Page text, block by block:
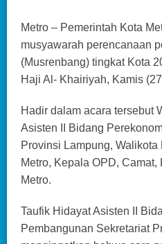
Metro – Pemerintah Kota
musyawarah perencanaan
(Musrenbang) tingkat Kota
Haji Al- Khairiyah, Kamis
Hadir dalam acara tersebut
Asisten II Bidang
Provinsi Lampung, Walikota
Metro, Kepala OPD,
Metro.
Taufik Hidayat Asisten II
Pembangunan Sekretariat